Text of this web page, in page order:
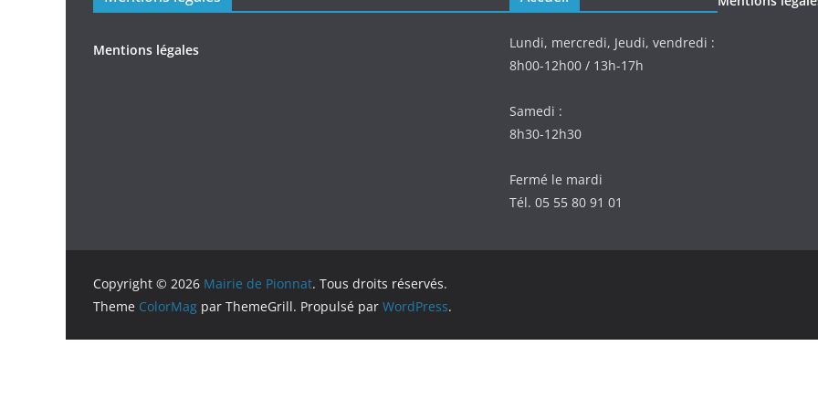
Mentions légales
Lundi, mercredi, Jeudi, vendredi :
8h00-12h00 / 13h-17h
Samedi :
8h30-12h30
Fermé le mardi
Tél. 05 55 80 91 01
Copyright © 2026 Mairie de Pionnat. Tous droits réservés.
Theme ColorMag par ThemeGrill. Propulsé par WordPress.